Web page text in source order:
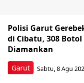
Garut
Polisi Garut
di Cibatu, 308
Diamankan
Sabtu, 8 Agu